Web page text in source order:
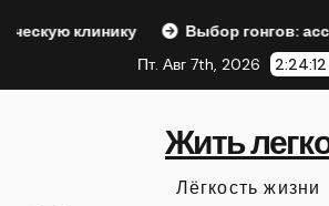
Выбор гонгов: ассортимент и
Пт. Авг 7th, 2026
Жить
Лёгкость жизни